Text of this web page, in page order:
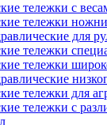
тележки с
тележки
для
тележки
тележки
тележки для
тележки с